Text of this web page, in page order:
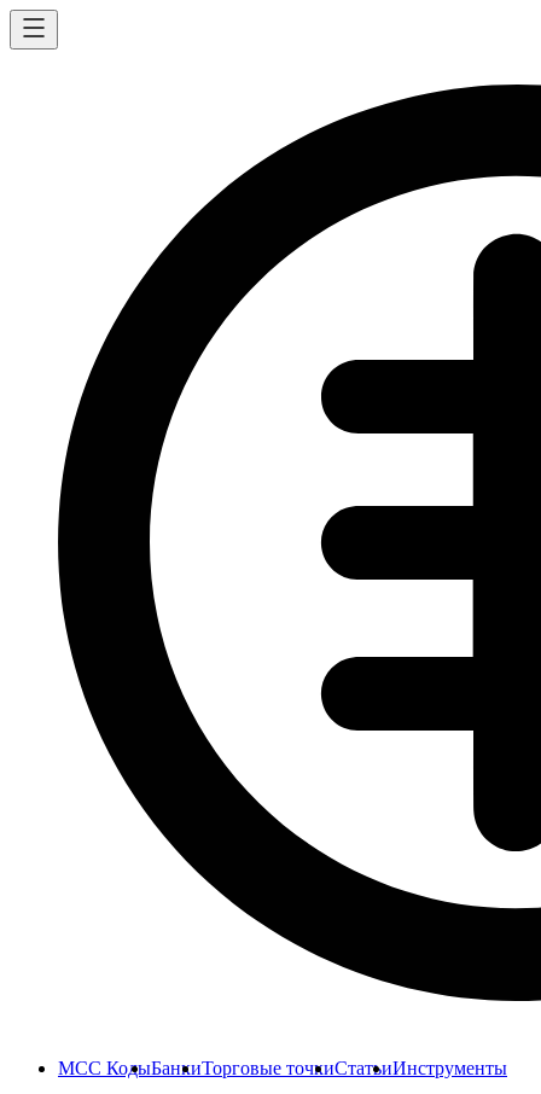
MCC КодыБанкиТорговые точкиСтатьиИнструменты